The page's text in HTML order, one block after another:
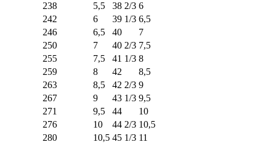
238
5,5 38 2/3 6
242
6 39 1/3 6,5
246
6,5 40
7
250
7 40 2/3 7,5
255
7,5 41 1/3 8
259
8 42
8,5
263
8,5 42 2/3 9
267
9 43 1/3 9,5
271
9,5 44
10
276
10 44 2/3 10,5
280
10,5 45 1/3 11